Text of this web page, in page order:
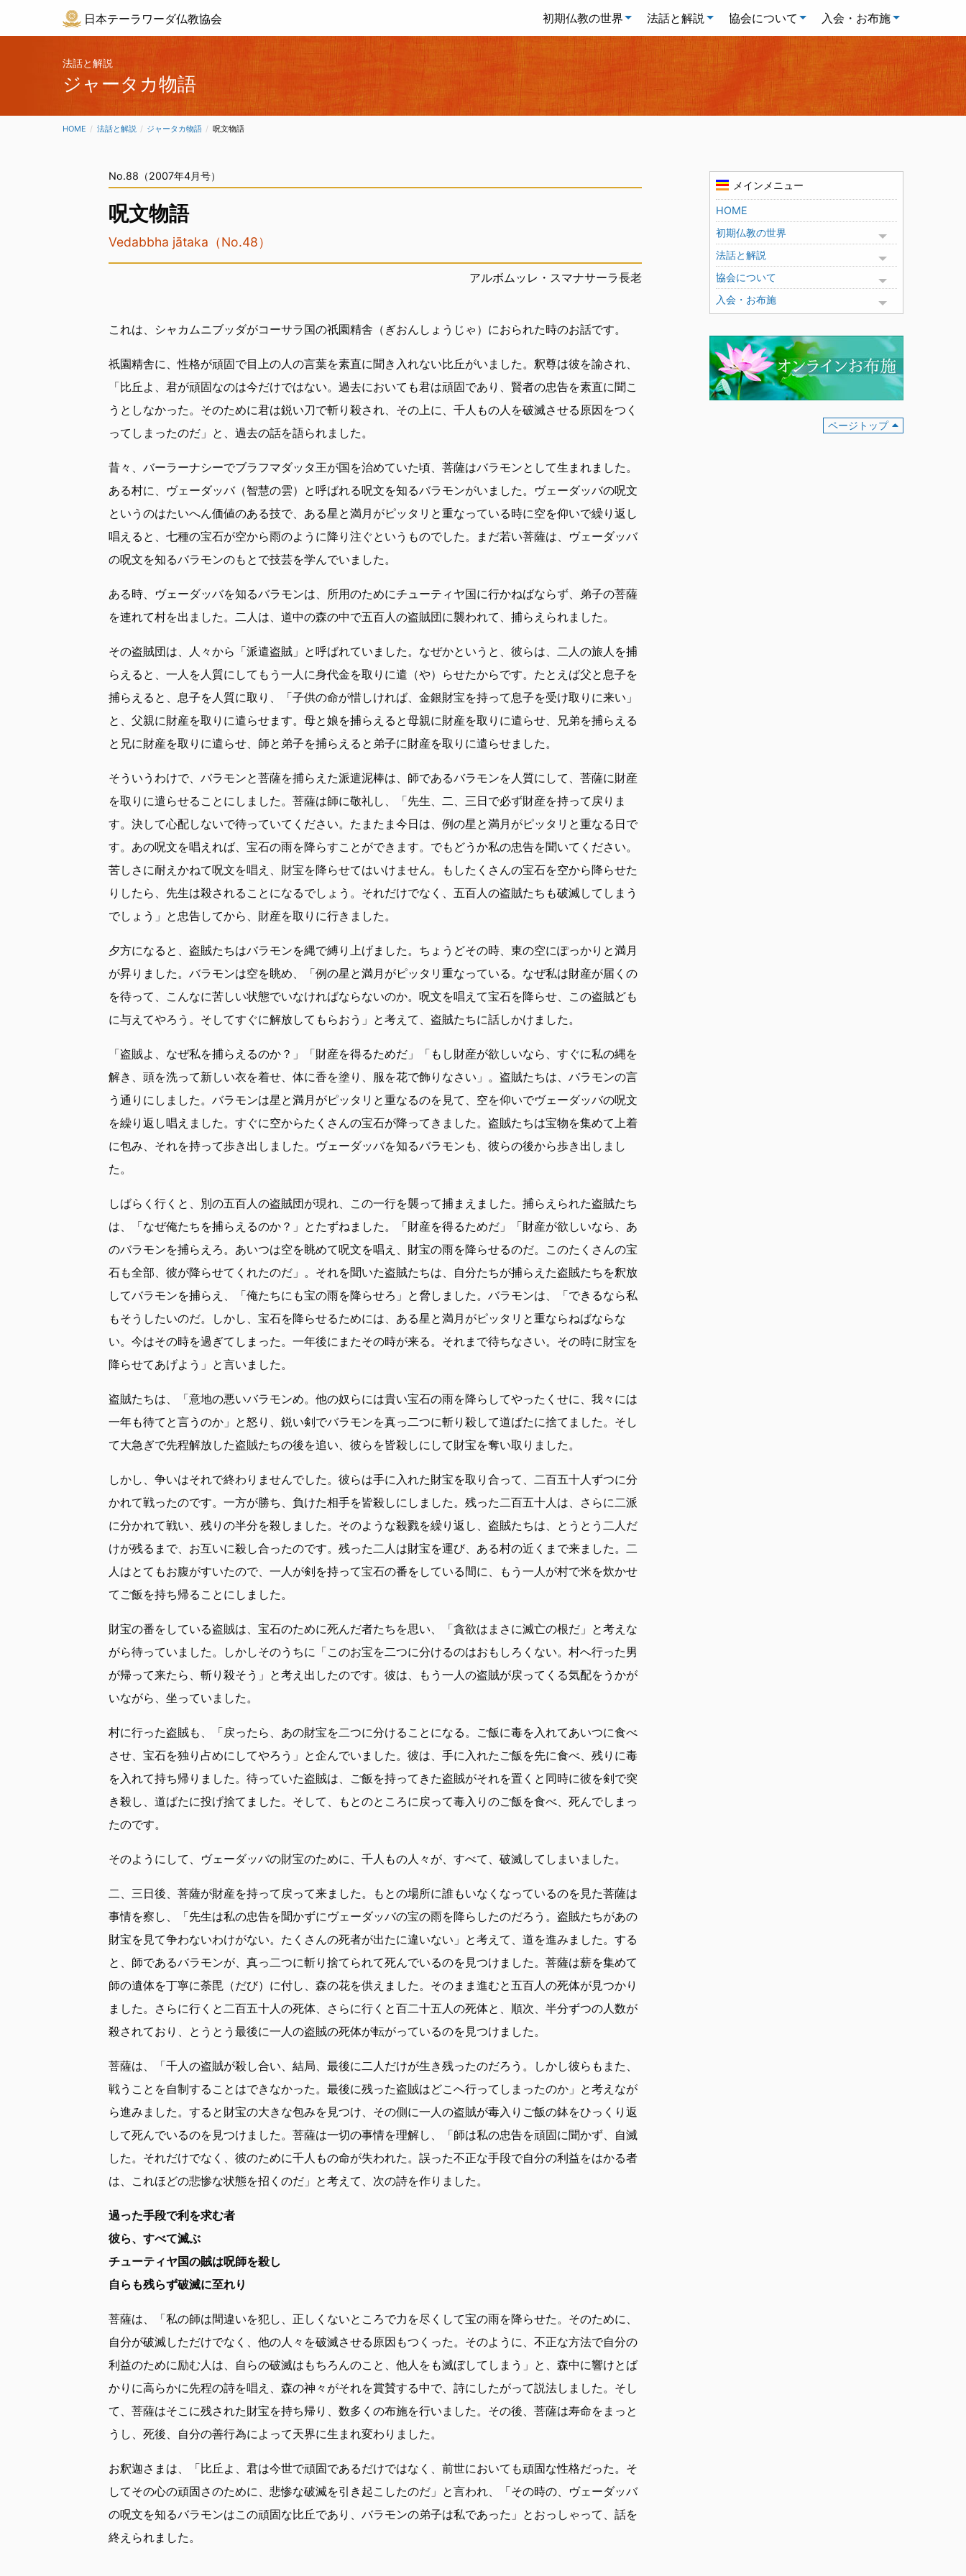
日本テーラワーダ仏教協会 初期仏教の世界 法話と解説 協会について 入会・お布施
法話と解説
ジャータカ物語
HOME 法話と解説 ジャータカ物語 CURRENT:
呪文物語
No.88（2007年4月号）
呪文物語
Vedabbha jātaka（No.48）
アルボムッレ・スマナサーラ長老
これは、シャカムニブッダがコーサラ国の祇園精舎（ぎおんしょうじゃ）におられた時のお話です。
祇園精舎に、性格が頑固で目上の人の言葉を素直に聞き入れない比丘がいました。釈尊は彼を諭され、
「比丘よ、君が頑固なのは今だけではない。過去においても君は頑固であり、賢者の忠告を素直に聞こ
うとしなかった。そのために君は鋭い刀で斬り殺され、その上に、千人もの人を破滅させる原因をつく
ってしまったのだ」と、過去の話を語られました。
昔々、バーラーナシーでブラフマダッタ王が国を治めていた頃、菩薩はバラモンとして生まれました。
ある村に、ヴェーダッバ（智慧の雲）と呼ばれる呪文を知るバラモンがいました。ヴェーダッバの呪文
というのはたいへん価値のある技で、ある星と満月がピッタリと重なっている時に空を仰いで繰り返し
唱えると、七種の宝石が空から雨のように降り注ぐというものでした。まだ若い菩薩は、ヴェーダッバ
の呪文を知るバラモンのもとで技芸を学んでいました。
ある時、ヴェーダッバを知るバラモンは、所用のためにチューティヤ国に行かねばならず、弟子の菩薩
を連れて村を出ました。二人は、道中の森の中で五百人の盗賊団に襲われて、捕らえられました。
その盗賊団は、人々から「派遣盗賊」と呼ばれていました。なぜかというと、彼らは、二人の旅人を捕
らえると、一人を人質にしてもう一人に身代金を取りに遣（や）らせたからです。たとえば父と息子を
捕らえると、息子を人質に取り、「子供の命が惜しければ、金銀財宝を持って息子を受け取りに来い」
と、父親に財産を取りに遣らせます。母と娘を捕らえると母親に財産を取りに遣らせ、兄弟を捕らえる
と兄に財産を取りに遣らせ、師と弟子を捕らえると弟子に財産を取りに遣らせました。
そういうわけで、バラモンと菩薩を捕らえた派遣泥棒は、師であるバラモンを人質にして、菩薩に財産
を取りに遣らせることにしました。菩薩は師に敬礼し、「先生、二、三日で必ず財産を持って戻りま
す。決して心配しないで待っていてください。たまたま今日は、例の星と満月がピッタリと重なる日で
す。あの呪文を唱えれば、宝石の雨を降らすことができます。でもどうか私の忠告を聞いてください。
苦しさに耐えかねて呪文を唱え、財宝を降らせてはいけません。もしたくさんの宝石を空から降らせた
りしたら、先生は殺されることになるでしょう。それだけでなく、五百人の盗賊たちも破滅してしまう
でしょう」と忠告してから、財産を取りに行きました。
夕方になると、盗賊たちはバラモンを縄で縛り上げました。ちょうどその時、東の空にぽっかりと満月
が昇りました。バラモンは空を眺め、「例の星と満月がピッタリ重なっている。なぜ私は財産が届くの
を待って、こんなに苦しい状態でいなければならないのか。呪文を唱えて宝石を降らせ、この盗賊ども
に与えてやろう。そしてすぐに解放してもらおう」と考えて、盗賊たちに話しかけました。
「盗賊よ、なぜ私を捕らえるのか？」「財産を得るためだ」「もし財産が欲しいなら、すぐに私の縄を
解き、頭を洗って新しい衣を着せ、体に香を塗り、服を花で飾りなさい」。盗賊たちは、バラモンの言
う通りにしました。バラモンは星と満月がピッタリと重なるのを見て、空を仰いでヴェーダッバの呪文
を繰り返し唱えました。すぐに空からたくさんの宝石が降ってきました。盗賊たちは宝物を集めて上着
に包み、それを持って歩き出しました。ヴェーダッバを知るバラモンも、彼らの後から歩き出しまし
た。
しばらく行くと、別の五百人の盗賊団が現れ、この一行を襲って捕まえました。捕らえられた盗賊たち
は、「なぜ俺たちを捕らえるのか？」とたずねました。「財産を得るためだ」「財産が欲しいなら、あ
のバラモンを捕らえろ。あいつは空を眺めて呪文を唱え、財宝の雨を降らせるのだ。このたくさんの宝
石も全部、彼が降らせてくれたのだ」。それを聞いた盗賊たちは、自分たちが捕らえた盗賊たちを釈放
してバラモンを捕らえ、「俺たちにも宝の雨を降らせろ」と脅しました。バラモンは、「できるなら私
もそうしたいのだ。しかし、宝石を降らせるためには、ある星と満月がピッタリと重ならねばならな
い。今はその時を過ぎてしまった。一年後にまたその時が来る。それまで待ちなさい。その時に財宝を
降らせてあげよう」と言いました。
盗賊たちは、「意地の悪いバラモンめ。他の奴らには貴い宝石の雨を降らしてやったくせに、我々には
一年も待てと言うのか」と怒り、鋭い剣でバラモンを真っ二つに斬り殺して道ばたに捨てました。そし
て大急ぎで先程解放した盗賊たちの後を追い、彼らを皆殺しにして財宝を奪い取りました。
しかし、争いはそれで終わりませんでした。彼らは手に入れた財宝を取り合って、二百五十人ずつに分
かれて戦ったのです。一方が勝ち、負けた相手を皆殺しにしました。残った二百五十人は、さらに二派
に分かれて戦い、残りの半分を殺しました。そのような殺戮を繰り返し、盗賊たちは、とうとう二人だ
けが残るまで、お互いに殺し合ったのです。残った二人は財宝を運び、ある村の近くまで来ました。二
人はとてもお腹がすいたので、一人が剣を持って宝石の番をしている間に、もう一人が村で米を炊かせ
てご飯を持ち帰ることにしました。
財宝の番をしている盗賊は、宝石のために死んだ者たちを思い、「貪欲はまさに滅亡の根だ」と考えな
がら待っていました。しかしそのうちに「このお宝を二つに分けるのはおもしろくない。村へ行った男
が帰って来たら、斬り殺そう」と考え出したのです。彼は、もう一人の盗賊が戻ってくる気配をうかが
いながら、坐っていました。
村に行った盗賊も、「戻ったら、あの財宝を二つに分けることになる。ご飯に毒を入れてあいつに食べ
させ、宝石を独り占めにしてやろう」と企んでいました。彼は、手に入れたご飯を先に食べ、残りに毒
を入れて持ち帰りました。待っていた盗賊は、ご飯を持ってきた盗賊がそれを置くと同時に彼を剣で突
き殺し、道ばたに投げ捨てました。そして、もとのところに戻って毒入りのご飯を食べ、死んでしまっ
たのです。
そのようにして、ヴェーダッバの財宝のために、千人もの人々が、すべて、破滅してしまいました。
二、三日後、菩薩が財産を持って戻って来ました。もとの場所に誰もいなくなっているのを見た菩薩は
事情を察し、「先生は私の忠告を聞かずにヴェーダッバの宝の雨を降らしたのだろう。盗賊たちがあの
財宝を見て争わないわけがない。たくさんの死者が出たに違いない」と考えて、道を進みました。する
と、師であるバラモンが、真っ二つに斬り捨てられて死んでいるのを見つけました。菩薩は薪を集めて
師の遺体を丁寧に荼毘（だび）に付し、森の花を供えました。そのまま進むと五百人の死体が見つかり
ました。さらに行くと二百五十人の死体、さらに行くと百二十五人の死体と、順次、半分ずつの人数が
殺されており、とうとう最後に一人の盗賊の死体が転がっているのを見つけました。
菩薩は、「千人の盗賊が殺し合い、結局、最後に二人だけが生き残ったのだろう。しかし彼らもまた、
戦うことを自制することはできなかった。最後に残った盗賊はどこへ行ってしまったのか」と考えなが
ら進みました。すると財宝の大きな包みを見つけ、その側に一人の盗賊が毒入りご飯の鉢をひっくり返
して死んでいるのを見つけました。菩薩は一切の事情を理解し、「師は私の忠告を頑固に聞かず、自滅
した。それだけでなく、彼のために千人もの命が失われた。誤った不正な手段で自分の利益をはかる者
は、これほどの悲惨な状態を招くのだ」と考えて、次の詩を作りました。
過った手段で利を求む者
彼ら、すべて滅ぶ
チューティヤ国の賊は呪師を殺し
自らも残らず破滅に至れり
菩薩は、「私の師は間違いを犯し、正しくないところで力を尽くして宝の雨を降らせた。そのために、
自分が破滅しただけでなく、他の人々を破滅させる原因もつくった。そのように、不正な方法で自分の
利益のために励む人は、自らの破滅はもちろんのこと、他人をも滅ぼしてしまう」と、森中に響けとば
かりに高らかに先程の詩を唱え、森の神々がそれを賞賛する中で、詩にしたがって説法しました。そし
て、菩薩はそこに残された財宝を持ち帰り、数多くの布施を行いました。その後、菩薩は寿命をまっと
うし、死後、自分の善行為によって天界に生まれ変わりました。
お釈迦さまは、「比丘よ、君は今世で頑固であるだけではなく、前世においても頑固な性格だった。そ
してその心の頑固さのために、悲惨な破滅を引き起こしたのだ」と言われ、「その時の、ヴェーダッバ
の呪文を知るバラモンはこの頑固な比丘であり、バラモンの弟子は私であった」とおっしゃって、話を
終えられました。
メインメニュー
HOME
初期仏教の世界
Toggle menu
法話と解説
Toggle menu
協会について
Toggle menu
入会・お布施
Toggle menu
ページトップ